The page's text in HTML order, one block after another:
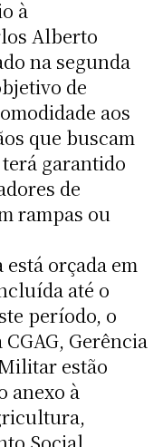
à
Alberto
na segunda
de
aos
que buscam
garantido
de
rampas ou
orçada em
até o
período, o
Gerência
estão
anexo à
Social